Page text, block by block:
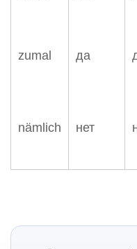
zumal да
nämlich нет